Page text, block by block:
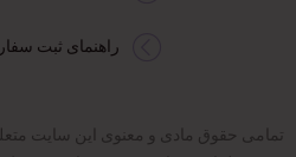
راهنمای ثبت
تمامی حقوق مادی و معنوی این سایت